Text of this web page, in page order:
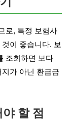
로, 특정 보험사
이 좋습니다. 보
조회하면 보다
가 아닌 환급금
할 점